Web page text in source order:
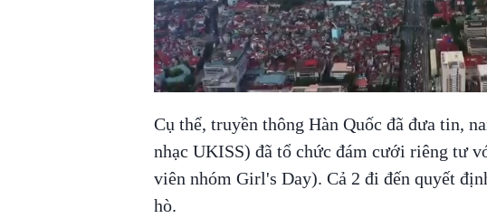
Cụ thể, truyền thông Hàn Quốc đã đưa tin,
nhạc UKISS) đã tổ chức đám cưới riêng tư
viên nhóm Girl's Day). Cả 2 đi đến quyết
hò.